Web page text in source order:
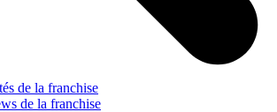
de la franchise
de la franchise